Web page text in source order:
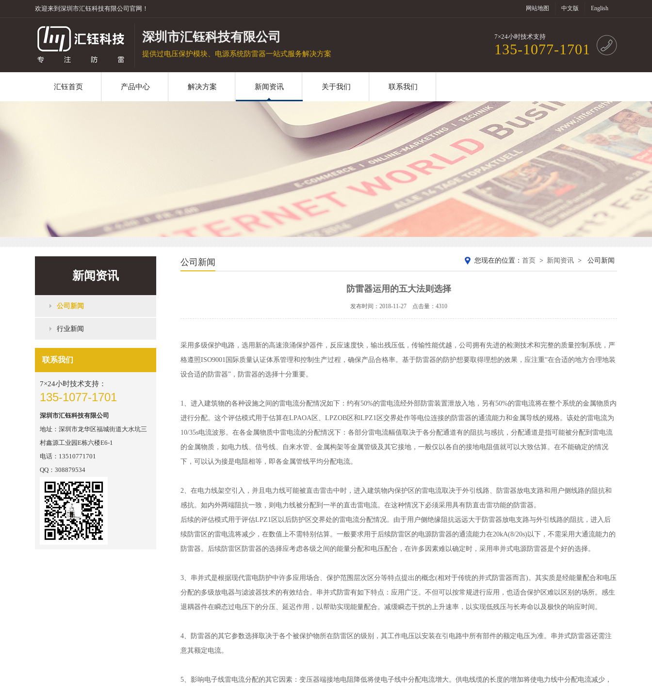
欢迎来到深圳市汇钰科技有限公司官网！ 网站地图 中文版 English
深圳市汇钰科技有限公司
提供过电压保护模块、电源系统防雷器一站式服务解决方案
7×24小时技术支持
135-1077-1701
汇钰首页 产品中心 解决方案 新闻资讯 关于我们 联系我们
新闻资讯
公司新闻
行业新闻
联系我们
7×24小时技术支持：
135-1077-1701
深圳市汇钰科技有限公司
地址：深圳市龙华区福城街道大水坑三
村鑫源工业园E栋六楼E6-1
电话：13510771701
QQ：308879534
您现在的位置： 首页 > 新闻资讯 > 公司新闻
公司新闻
防雷器运用的五大法则选择
发布时间：2018-11-27 点击量：4310
采用多级保护电路，选用新的高速浪涌保护器件，反应速度快，输出残压低，传输性能优越，公司拥有先进的检测技术和完整的质量控制系统，严
格遵照ISO9001国际质量认证体系管理和控制生产过程，确保产品合格率。基于防雷器的防护想要取得理想的效果，应注重“在合适的地方合理地装
设合适的防雷器”，防雷器的选择十分重要。
1、进入建筑物的各种设施之间的雷电流分配情况如下：约有50%的雷电流经外部防雷装置泄放入地，另有50%的雷电流将在整个系统的金属物质内
进行分配。这个评估模式用于估算在LPAOA区、LPZOB区和LPZ1区交界处作等电位连接的防雷器的通流能力和金属导线的规格。该处的雷电流为
10/35s电流波形。在各金属物质中雷电流的分配情况下：各部分雷电流幅值取决于各分配通道有的阻抗与感抗，分配通道是指可能被分配到雷电流
的金属物质，如电力线、信号线、自来水管、金属构架等金属管级及其它接地，一般仅以各自的接地电阻值就可以大致估算。在不能确定的情况
下，可以认为接是电阻相等，即各金属管线平均分配电流。
2、在电力线架空引入，并且电力线可能被直击雷击中时，进入建筑物内保护区的雷电流取决于外引线路、防雷器放电支路和用户侧线路的阻抗和
感抗。如内外两端阻抗一致，则电力线被分配到一半的直击雷电流。在这种情况下必须采用具有防直击雷功能的防雷器。
后续的评估模式用于评估LPZ1区以后防护区交界处的雷电流分配情况。由于用户侧绝缘阻抗远远大于防雷器放电支路与外引线路的阻抗，进入后
续防雷区的雷电流将减少，在数值上不需特别估算。一般要求用于后续防雷区的电源防雷器的通流能力在20kA(8/20s)以下，不需采用大通流能力的
防雷器。后续防雷区防雷器的选择应考虑各级之间的能量分配和电压配合，在许多因素难以确定时，采用串并式电源防雷器是个好的选择。
3、串并式是根据现代雷电防护中许多应用场合、保护范围层次区分等特点提出的概念(相对于传统的并式防雷器而言)。其实质是经能量配合和电压
分配的多级放电器与滤波器技术的有效结合。串并式防雷有如下特点：应用广泛。不但可以按常规进行应用，也适合保护区难以区别的场所。感生
退耦器件在瞬态过电压下的分压、延迟作用，以帮助实现能量配合。减缓瞬态干扰的上升速率，以实现低残压与长寿命以及极快的响应时间。
4、防雷器的其它参数选择取决于各个被保护物所在防雷区的级别，其工作电压以安装在引电路中所有部件的额定电压为准。串并式防雷器还需注
意其额定电流。
5、影响电子线雷电流分配的其它因素：变压器端接地电阻降低将使电子线中分配电流增大。供电线缆的长度的增加将使电力线中分配电流减少，